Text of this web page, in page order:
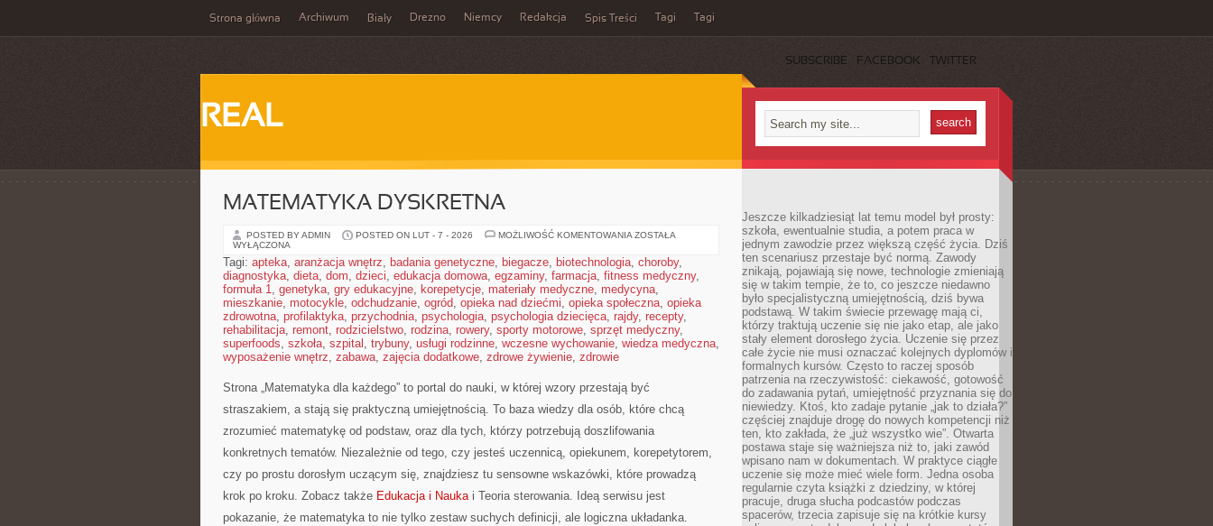
Strona główna Archiwum Biały Drezno Niemcy Redakcja Spis Treści Tagi Tagi
SUBSCRIBE FACEBOOK TWITTER
REAL
MATEMATYKA DYSKRETNA
POSTED BY ADMIN POSTED ON LUT - 7 - 2026 MOŻLIWOŚĆ KOMENTOWANIA MATEMATYKA
ZOSTAŁA
WYŁĄCZONA
Tagi: apteka, aranżacja wnętrz, badania genetyczne, biegacze, biotechnologia, choroby,
diagnostyka, dieta, dom, dzieci, edukacja domowa, egzaminy, farmacja, fitness medyczny,
formuła 1, genetyka, gry edukacyjne, korepetycje, materiały medyczne, medycyna,
mieszkanie, motocykle, odchudzanie, ogród, opieka nad dziećmi, opieka społeczna, opieka
zdrowotna, profilaktyka, przychodnia, psychologia, psychologia dziecięca, rajdy, recepty,
rehabilitacja, remont, rodzicielstwo, rodzina, rowery, sporty motorowe, sprzęt medyczny,
superfoods, szkoła, szpital , trybuny, usługi rodzinne, wczesne wychowanie, wiedza medyczna,
wyposażenie wnętrz, zabawa, zajęcia dodatkowe, zdrowe żywienie, zdrowie
Strona „Matematyka dla każdego” to portal do nauki, w której wzory przestają być
straszakiem, a stają się praktyczną umiejętnością. To baza wiedzy dla osób, które chcą
zrozumieć matematykę od podstaw, oraz dla tych, którzy potrzebują doszlifowania
konkretnych tematów. Niezależnie od tego, czy jesteś uczennicą, opiekunem, korepetytorem,
czy po prostu dorosłym uczącym się, znajdziesz tu sensowne wskazówki, które prowadzą
krok po kroku. Zobacz także Edukacja i Naukai Teoria sterowania. Ideą serwisu jest
pokazanie, że matematyka to nie tylko zestaw suchych definicji, ale logiczna układanka.
Jeszcze kilkadziesiąt lat temu model był prosty:
szkoła, ewentualnie studia, a potem praca w
jednym zawodzie przez większą część życia. Dziś
ten scenariusz przestaje być normą. Zawody
znikają, pojawiają się nowe, technologie zmieniają
się w takim tempie, że to, co jeszcze niedawno
było specjalistyczną umiejętnością, dziś bywa
podstawą. W takim świecie przewagę mają ci,
którzy traktują uczenie się nie jako etap, ale jako
stały element dorosłego życia. Uczenie się przez
całe życie nie musi oznaczać kolejnych dyplomów i
formalnych kursów. Często to raczej sposób
patrzenia na rzeczywistość: ciekawość, gotowość
do zadawania pytań, umiejętność przyznania się do
niewiedzy. Ktoś, kto zadaje pytanie „jak to działa?”
częściej znajduje drogę do nowych kompetencji niż
ten, kto zakłada, że „już wszystko wie”. Otwarta
postawa staje się ważniejsza niż to, jaki zawód
wpisano nam w dokumentach. W praktyce ciągłe
uczenie się może mieć wiele form. Jedna osoba
regularnie czyta książki z dziedziny, w której
pracuje, druga słucha podcastów podczas
spacerów, trzecia zapisuje się na krótkie kursy